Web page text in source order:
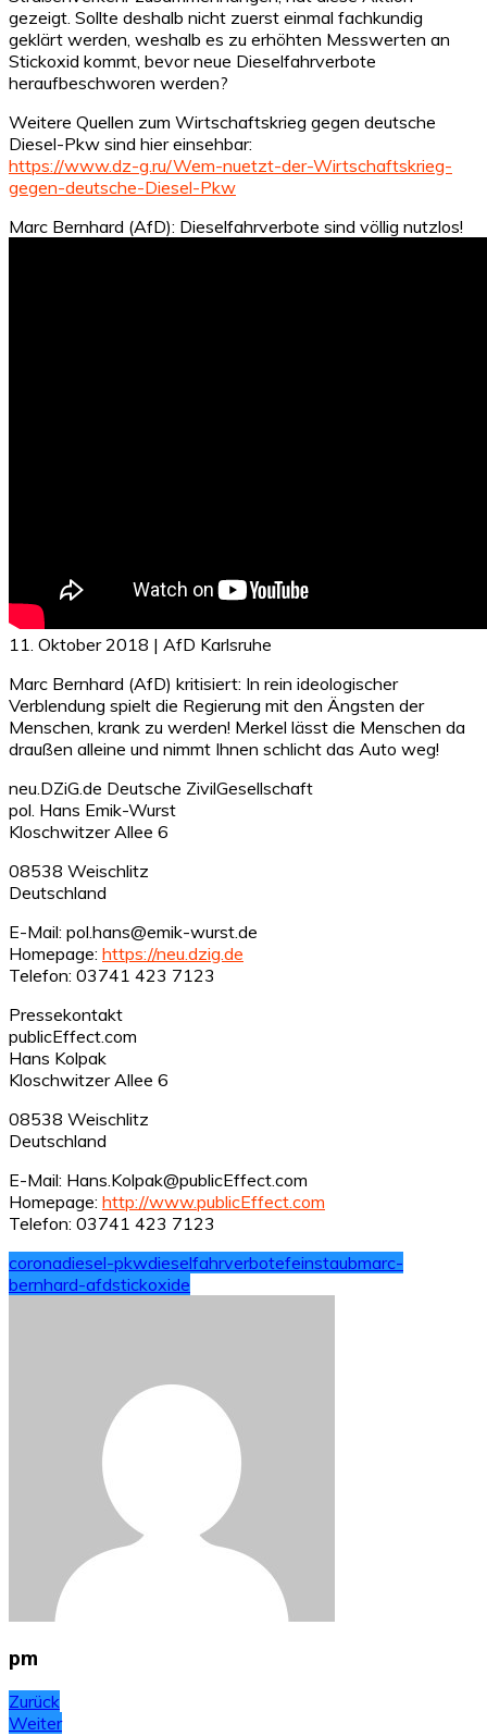
gezeigt. Sollte deshalb nicht zuerst einmal fachkundig
geklärt werden, weshalb es zu erhöhten Messwerten an
Stickoxid kommt, bevor neue Dieselfahrverbote
heraufbeschworen werden?
Weitere Quellen zum Wirtschaftskrieg gegen deutsche
Diesel-Pkw sind hier einsehbar:
https://www.dz-g.ru/Wem-nuetzt-der-Wirtschaftskrieg-
gegen-deutsche-Diesel-Pkw
Marc Bernhard (AfD): Dieselfahrverbote sind völlig nutzlos!
11. Oktober 2018 | AfD Karlsruhe
Marc Bernhard (AfD) kritisiert: In rein ideologischer
Verblendung spielt die Regierung mit den Ängsten der
Menschen, krank zu werden! Merkel lässt die Menschen da
draußen alleine und nimmt Ihnen schlicht das Auto weg!
neu.DZiG.de Deutsche ZivilGesellschaft
pol. Hans Emik-Wurst
Kloschwitzer Allee 6
08538 Weischlitz
Deutschland
E-Mail: pol.hans@emik-wurst.de
Homepage: https://neu.dzig.de
Telefon: 03741 423 7123
Pressekontakt
publicEffect.com
Hans Kolpak
Kloschwitzer Allee 6
08538 Weischlitz
Deutschland
E-Mail: Hans.Kolpak@publicEffect.com
Homepage: http://www.publicEffect.com
Telefon: 03741 423 7123
coronadiesel-pkwdieselfahrverbotefeinstaubmarc-
bernhard-afdstickoxide
pm
Beitragsnavigation
Zurück
Weiter